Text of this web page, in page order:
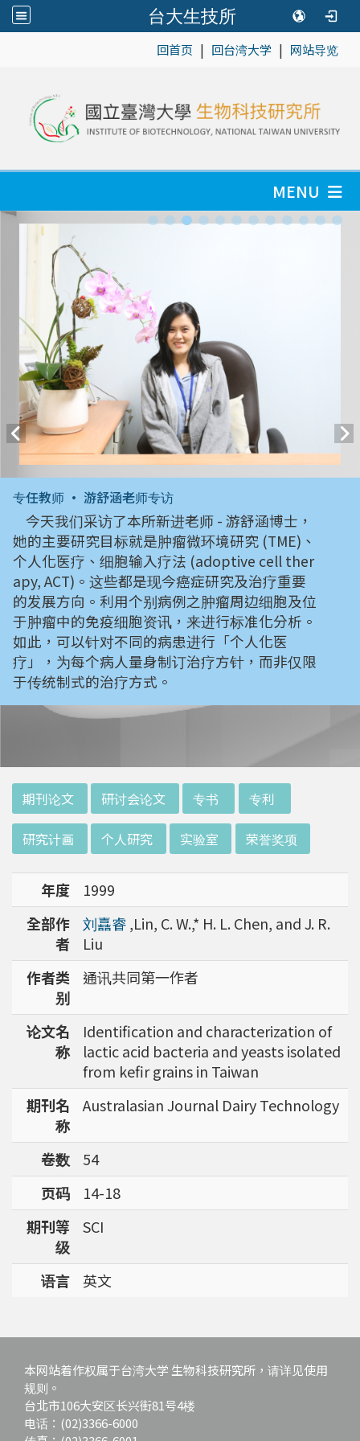
台大生技所
回首页 | 回台湾大学 | 网站导览
MENU
专任教师 • 游舒涵老师专访
今天我们采访了本所新进老师 - 游舒涵博士，
她的主要研究目标就是肿瘤微环境研究 (TME)、
个人化医疗、细胞输入疗法 (adoptive cell ther
apy, ACT)。这些都是现今癌症研究及治疗重要
的发展方向。利用个别病例之肿瘤周边细胞及位
于肿瘤中的免疫细胞资讯，来进行标准化分析。
如此，可以针对不同的病患进行「个人化医
疗」，为每个病人量身制订治疗方针，而非仅限
于传统制式的治疗方式。
期刊论文 研讨会论文 专书 专利
研究计画 个人研究 实验室 荣誉奖项
年度
1999
全部作
者
刘嚞睿,Lin, C. W.,* H. L. Chen, and J. R.
Liu
作者类
别
通讯共同第一作者
论文名
称
Identification and characterization of
lactic acid bacteria and yeasts isolated
from kefir grains in Taiwan
期刊名
称
Australasian Journal Dairy Technology
卷数
54
页码
14-18
期刊等
级
SCI
语言 英文
本网站着作权属于台湾大学 生物科技研究所，请详见使用
规则。
台北市106大安区长兴街81号4楼
电话：(02)3366-6000